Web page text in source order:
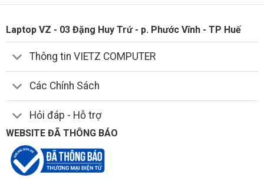
Laptop VZ - 03 Đặng Huy Trứ - p. Phước Vĩnh - TP Huế
Thông tin VIETZ COMPUTER
Các Chính Sách
Hỏi đáp - Hỗ trợ
WEBSITE ĐÃ THÔNG BÁO